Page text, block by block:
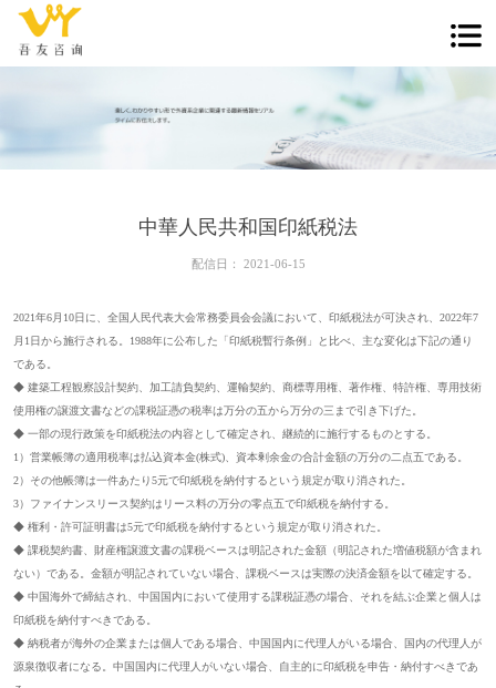
中華人民共和国印紙税法
配信日： 2021-06-15
2021年6月10日に、全国人民代表大会常務委員会会議において、印紙税法が可決され、2022年7
月1日から施行される。1988年に公布した「印紙税暫行条例」と比べ、主な変化は下記の通り
である。
◆ 建築工程観察設計契約、加工請負契約、運輸契約、商標専用権、著作権、特許権、専用技術
使用権の譲渡文書などの課税証憑の税率は万分の五から万分の三まで引き下げた。
◆ 一部の現行政策を印紙税法の内容として確定され、継続的に施行するものとする。
1）営業帳簿の適用税率は払込資本金(株式)、資本剰余金の合計金額の万分の二点五である。
2）その他帳簿は一件あたり5元で印紙税を納付するという規定が取り消された。
3）ファイナンスリース契約はリース料の万分の零点五で印紙税を納付する。
◆ 権利・許可証明書は5元で印紙税を納付するという規定が取り消された。
◆ 課税契約書、財産権譲渡文書の課税ベースは明記された金額（明記された増値税額が含まれ
ない）である。金額が明記されていない場合、課税ベースは実際の決済金額を以て確定する。
◆ 中国海外で締結され、中国国内において使用する課税証憑の場合、それを結ぶ企業と個人は
印紙税を納付すべきである。
◆ 納税者が海外の企業または個人である場合、中国国内に代理人がいる場合、国内の代理人が
源泉徴収者になる。中国国内に代理人がいない場合、自主的に印紙税を申告・納付すべきであ